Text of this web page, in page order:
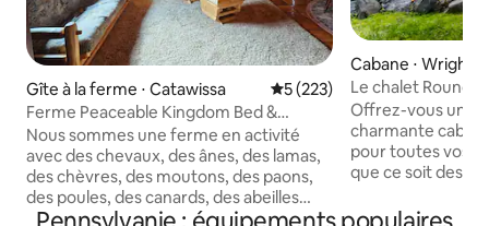
Gîte à la ferme ⋅ Catawissa Évaluation moyenne sur la
5 (223)
Ferme Peaceable Kingdom Bed &
Breakfast, chalet
Nous sommes une ferme en activité
avec des chevaux, des ânes, des lamas,
des chèvres, des moutons, des paons,
des poules, des canards, des abeilles
mellifères, des chats et des chiens. Nous
Cabane ⋅
Le chalet
pour couples)
Offrez-vous une
charmante
pour toutes vos
que ce soit des
évasion bien